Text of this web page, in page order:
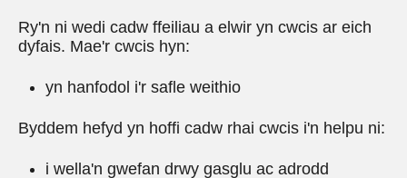
Ry'n ni wedi cadw ffeiliau a elwir yn cwcis ar eich
dyfais. Mae'r cwcis hyn:
yn hanfodol i'r safle weithio
Byddem hefyd yn hoffi cadw rhai cwcis i'n helpu ni:
i wella'n gwefan drwy gasglu ac adrodd